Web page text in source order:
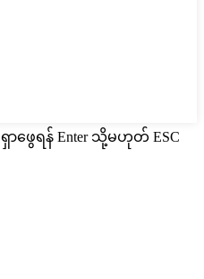
ရှာဖွေရန် Enter သို့မဟုတ် ESC